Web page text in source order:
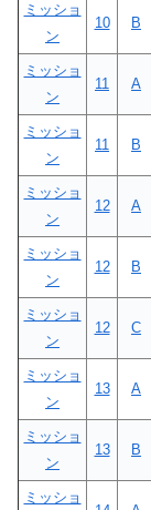
ミッショ
ン
10 B
ミッショ
ン
11 A
ミッショ
ン
11 B
ミッショ
ン
12 A
ミッショ
ン
12 B
ミッショ
ン
12 C
ミッショ
ン
13 A
ミッショ
ン
13 B
ミッショ